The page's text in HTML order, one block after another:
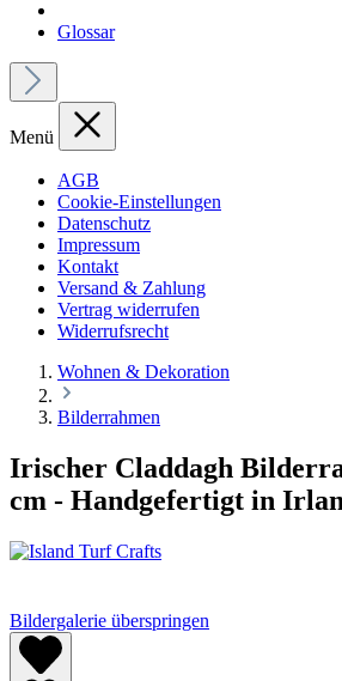
Glossar
Menü
AGB
Cookie-Einstellungen
Datenschutz
Impressum
Kontakt
Versand & Zahlung
Vertrag widerrufen
Widerrufsrecht
Wohnen & Dekoration
Bilderrahmen
Irischer Claddagh
cm - Handgefertigt in
Bildergalerie überspringen